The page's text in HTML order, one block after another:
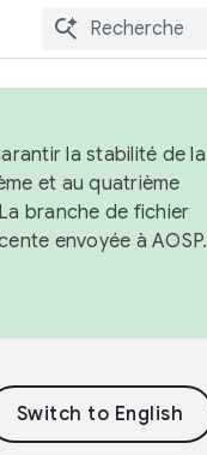
la stabilité de la
et au quatrième
branche de fichier
envoyée à AOSP.